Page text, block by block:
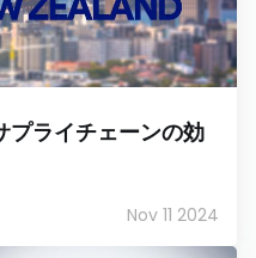
プライチェーンの効
Nov 11 2024